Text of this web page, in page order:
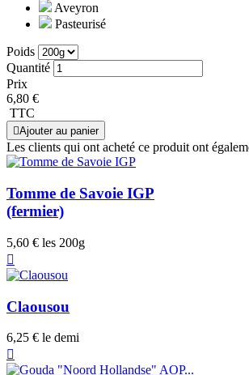
Aveyron
Pasteurisé
Poids
Quantité
Prix
6,80 €
TTC
Ajouter au panier
Les clients qui ont acheté ce produit ont
Tomme de Savoie IGP
(fermier)
5,60 € les 200g

Claousou
6,25 € le demi
